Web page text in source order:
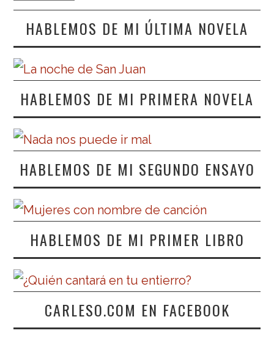
HABLEMOS DE MI ÚLTIMA NOVELA
HABLEMOS DE MI PRIMERA NOVELA
HABLEMOS DE MI SEGUNDO ENSAYO
HABLEMOS DE MI PRIMER LIBRO
CARLESO.COM EN FACEBOOK